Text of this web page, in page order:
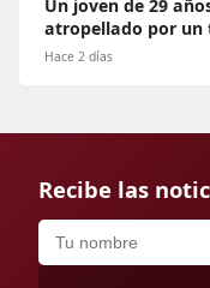
Un joven de 29
atropellado por un
Hace 2 días
Recibe las